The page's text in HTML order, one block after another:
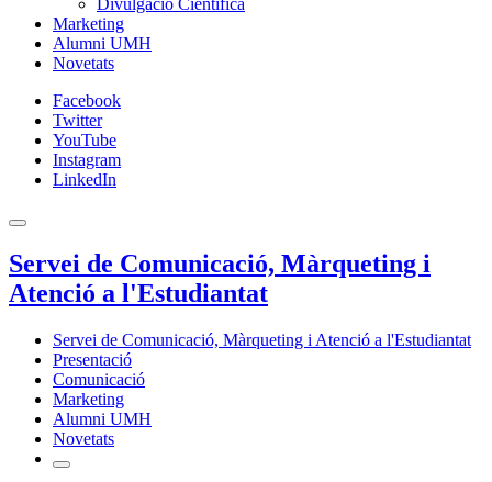
Divulgació Científica
Marketing
Alumni UMH
Novetats
Facebook
Twitter
YouTube
Instagram
LinkedIn
Servei de Comunicació, Màrqueting i
Atenció a l'Estudiantat
Servei de Comunicació, Màrqueting i Atenció a l'Estudiantat
Presentació
Comunicació
Marketing
Alumni UMH
Novetats